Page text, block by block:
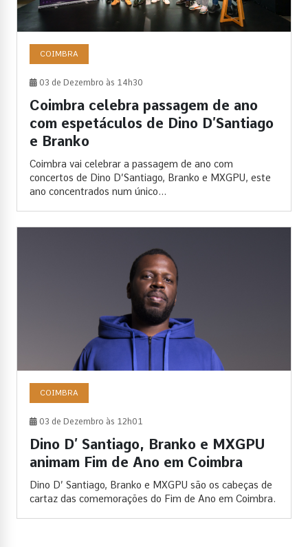
COIMBRA
03 de Dezembro às 14h30
Coimbra celebra passagem de ano
com espetáculos de Dino D’Santiago
e Branko
Coimbra vai celebrar a passagem de ano com
concertos de Dino D’Santiago, Branko e MXGPU, este
ano concentrados num único...
COIMBRA
03 de Dezembro às 12h01
Dino D’ Santiago, Branko e MXGPU
animam Fim de Ano em Coimbra
Dino D’ Santiago, Branko e MXGPU são os cabeças de
cartaz das comemorações do Fim de Ano em Coimbra.